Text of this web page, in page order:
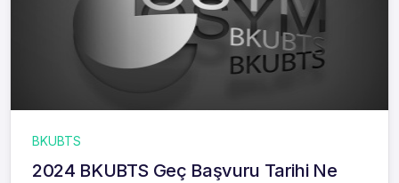
BKUBTS
2024 BKUBTS Geç Başvuru Tarihi Ne